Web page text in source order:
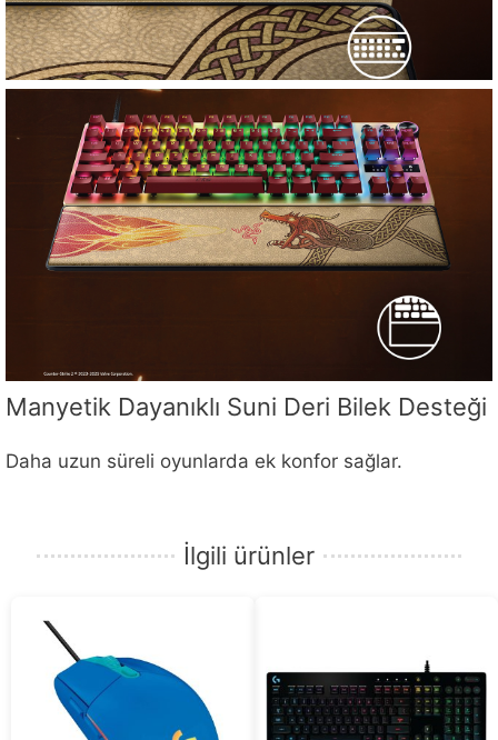
Manyetik Dayanıklı Suni Deri Bilek Desteği
Daha uzun süreli oyunlarda ek konfor sağlar.
İlgili ürünler